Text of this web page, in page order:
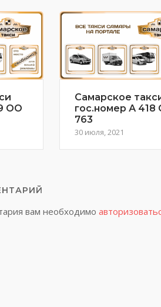
ОО
Самарское
гос.номер А 418
763
30 июля, 2021
вам необходимо